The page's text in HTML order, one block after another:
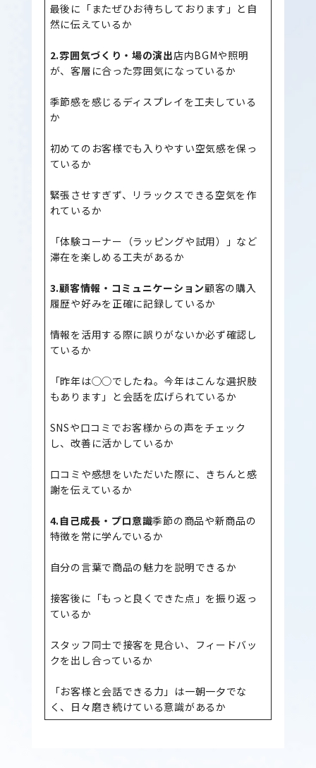
最後に「またぜひお待ちしております」と自
然に伝えているか
2.雰囲気づくり・場の演出店内BGMや照明
が、客層に合った雰囲気になっているか
季節感を感じるディスプレイを工夫している
か
初めてのお客様でも入りやすい空気感を保っ
ているか
緊張させすぎず、リラックスできる空気を作
れているか
「体験コーナー（ラッピングや試用）」など
滞在を楽しめる工夫があるか
3.顧客情報・コミュニケーション顧客の購入
履歴や好みを正確に記録しているか
情報を活用する際に誤りがないか必ず確認し
ているか
「昨年は◯◯でしたね。今年はこんな選択肢
もあります」と会話を広げられているか
SNSや口コミでお客様からの声をチェック
し、改善に活かしているか
口コミや感想をいただいた際に、きちんと感
謝を伝えているか
4.自己成長・プロ意識季節の商品や新商品の
特徴を常に学んでいるか
自分の言葉で商品の魅力を説明できるか
接客後に「もっと良くできた点」を振り返っ
ているか
スタッフ同士で接客を見合い、フィードバッ
クを出し合っているか
「お客様と会話できる力」は一朝一夕でな
く、日々磨き続けている意識があるか